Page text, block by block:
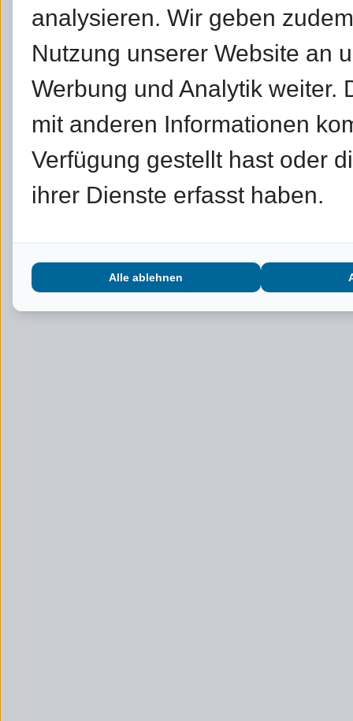
analysieren. Wir geben
Nutzung unserer Website an
Werbung und Analytik weiter.
mit anderen Informationen
Verfügung gestellt hast oder
ihrer Dienste erfasst haben.
Alle ablehnen